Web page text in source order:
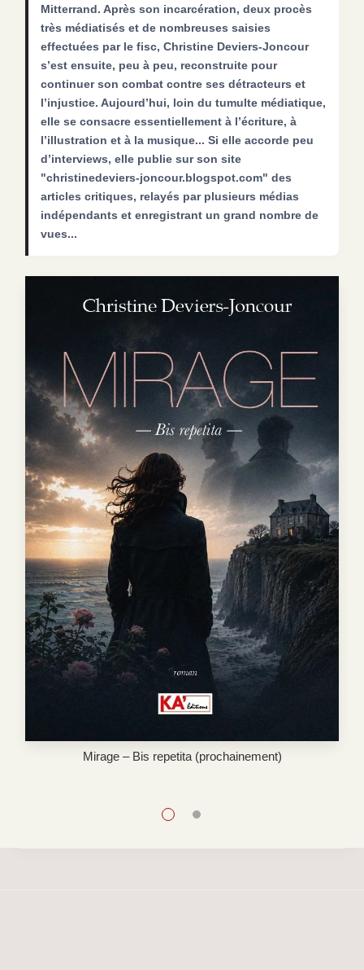
Mitterrand. Après son incarcération, deux procès
très médiatisés et de nombreuses saisies
effectuées par le fisc, Christine Deviers-Joncour
s’est ensuite, peu à peu, reconstruite pour
continuer son combat contre ses détracteurs et
l’injustice. Aujourd’hui, loin du tumulte médiatique,
elle se consacre essentiellement à l’écriture, à
l’illustration et à la musique... Si elle accorde peu
d’interviews, elle publie sur son site
"christinedeviers-joncour.blogspot.com" des
articles critiques, relayés par plusieurs médias
indépendants et enregistrant un grand nombre de
vues...
Mirage – Bis repetita (prochainement)